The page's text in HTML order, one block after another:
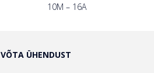
10M – 16A
VÕTA ÜHENDUST